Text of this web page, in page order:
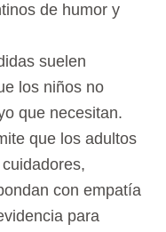
de humor y
suelen
los niños no
que necesitan.
que los adultos
con empatía
para